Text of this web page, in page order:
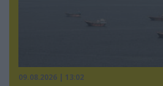
09.08.2026 | 13:02